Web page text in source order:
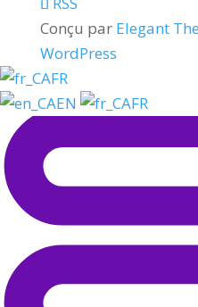
Conçu par Elegant
WordPress
FR
EN
FR